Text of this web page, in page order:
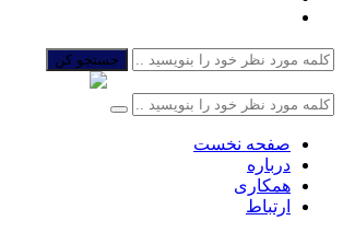
جستجو کن
صفحه نخست
درباره
همکاری
ارتباط